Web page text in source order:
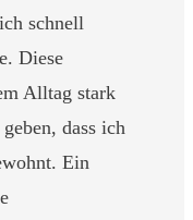
schnell
Diese
Alltag stark
dass ich
Ein